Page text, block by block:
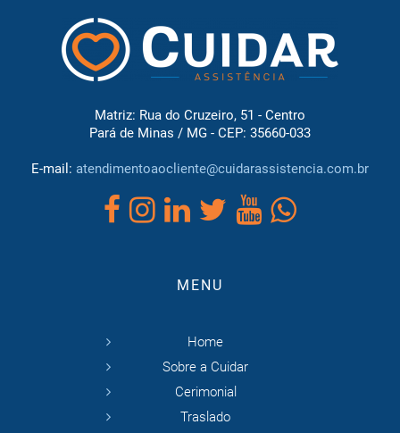
Matriz: Rua do Cruzeiro, 51 - Centro
Pará de Minas / MG - CEP: 35660-033
E-mail: atendimentoaocliente@cuidarassistencia.com.br
MENU
Home
Sobre a Cuidar
Cerimonial
Traslado